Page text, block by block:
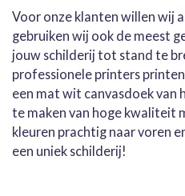
Voor onze klanten willen wij
gebruiken wij ook de meest
jouw schilderij tot stand te
professionele printers
een mat wit canvasdoek van
te maken van hoge kwaliteit
kleuren prachtig naar voren
een uniek schilderij!